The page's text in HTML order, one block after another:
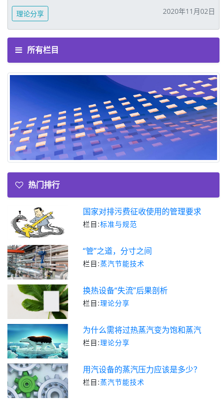
理论分享 2020年11月02日
所有栏目
热门排行
国家对排污费征收使用的管理要求
栏目:标准与规范
“管”之道，分寸之间
栏目:蒸汽节能技术
换热设备“失流”后果剖析
栏目:理论分享
为什么需将过热蒸汽变为饱和蒸汽
栏目:理论分享
用汽设备的蒸汽压力应该是多少？
栏目:蒸汽节能技术